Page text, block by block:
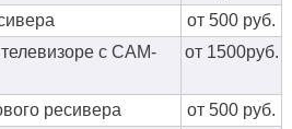
от 500 руб.
с CAM-
от 1500руб.
ресивера
от 500 руб.